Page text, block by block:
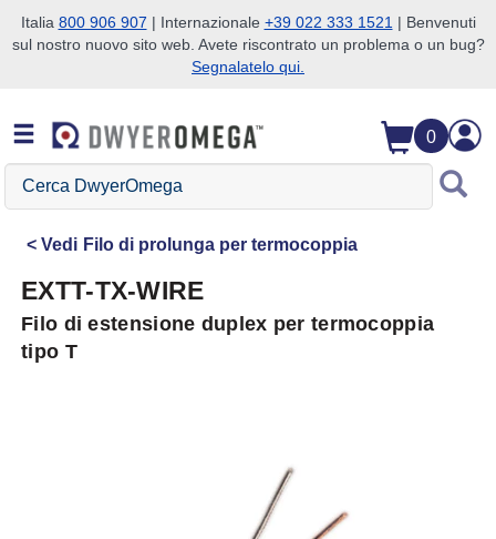
Salta alla ricerca
Salta al contenuto principale
Salta alla navigazione
Italia 800 906 907 | Internazionale +39 022 333 1521 | Benvenuti
sul nostro nuovo sito web. Avete riscontrato un problema o un bug?
Segnalatelo qui.
0
Cerca
DwyerOmega
Vedi Filo di prolunga per termocoppia
EXTT-TX-WIRE
Filo di estensione duplex per termocoppia
tipo T